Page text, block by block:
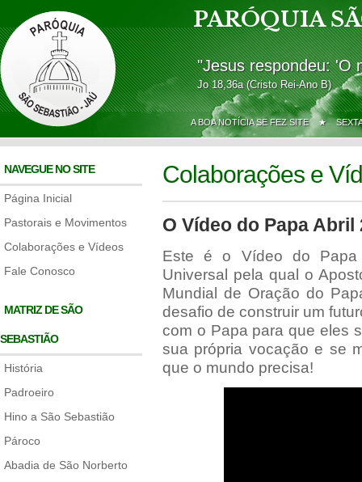
PARÓQUIA
"Jesus respondeu: 'O
Jo 18,36a (Cristo Rei-Ano B)
A BOA NOTÍCIA SE FEZ SITE ★
NAVEGUE NO SITE
Página Inicial
Pastorais e Movimentos
Colaborações e Vídeos
Fale Conosco
MATRIZ DE SÃO
SEBASTIÃO
História
Padroeiro
Hino a São Sebastião
Pároco
Abadia de São Norberto
Colaborações e
O Vídeo do Papa Abril
Este é o Vídeo do Papa
Universal pela qual o
Mundial de Oração do
desafio de construir um
com o Papa para que eles
sua própria vocação e se
que o mundo precisa!